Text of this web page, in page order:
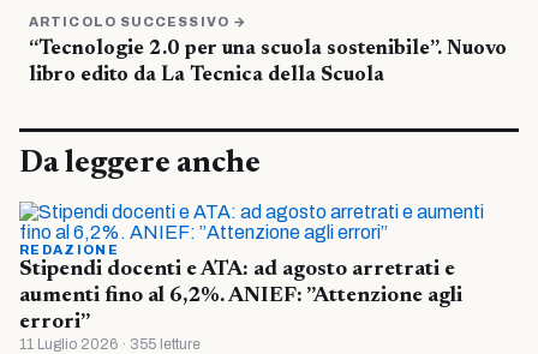
ARTICOLO SUCCESSIVO →
“Tecnologie 2.0 per una scuola sostenibile”. Nuovo
libro edito da La Tecnica della Scuola
Da leggere anche
REDAZIONE
Stipendi docenti e ATA: ad agosto arretrati e
aumenti fino al 6,2%. ANIEF: ”Attenzione agli
errori”
11 Luglio 2026 · 355 letture